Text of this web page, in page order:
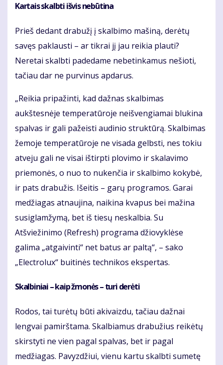
Kartais skalbti išvis nebūtina
Prieš dedant drabužį į skalbimo mašiną, derėtų
savęs paklausti – ar tikrai jį jau reikia plauti?
Neretai skalbti padedame nebetinkamus nešioti,
tačiau dar ne purvinus apdarus.
„Reikia pripažinti, kad dažnas skalbimas
aukštesnėje temperatūroje neišvengiamai blukina
spalvas ir gali pažeisti audinio struktūrą. Skalbimas
žemoje temperatūroje ne visada gelbsti, nes tokiu
atveju gali ne visai ištirpti plovimo ir skalavimo
priemonės, o nuo to nukenčia ir skalbimo kokybė,
ir pats drabužis. Išeitis – garų programos. Garai
medžiagas atnaujina, naikina kvapus bei mažina
susiglamžymą, bet iš tiesų neskalbia. Su
Atšviežinimo (Refresh) programa džiovyklėse
galima „atgaivinti“ net batus ar paltą“, – sako
„Electrolux“ buitinės technikos ekspertas.
Skalbiniai – kaip žmonės – turi derėti
Rodos, tai turėtų būti akivaizdu, tačiau dažnai
lengvai pamirštama. Skalbiamus drabužius reikėtų
skirstyti ne vien pagal spalvas, bet ir pagal
medžiagas. Pavyzdžiui, vienu kartu skalbti sumetę